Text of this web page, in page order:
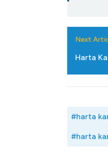
Next
Harta
#harta
#harta